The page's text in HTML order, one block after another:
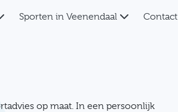
Sporten in Veenendaal Contact
op maat. In een persoonlijk